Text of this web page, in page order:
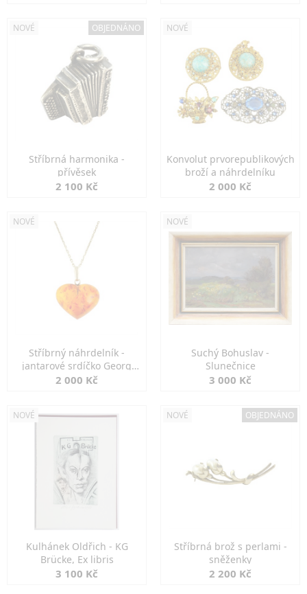
NOVÉ OBJEDNÁNO
Stříbrná harmonika -
přívěsek
2 100 Kč
NOVÉ
Konvolut prvorepublikových
broží a náhrdelníku
2 000 Kč
NOVÉ
Stříbrný náhrdelník -
jantarové srdíčko Georg
Kramer
2 000 Kč
NOVÉ
Suchý Bohuslav -
Slunečnice
3 000 Kč
NOVÉ
Kulhánek Oldřich - KG
Brücke, Ex libris
3 100 Kč
NOVÉ OBJEDNÁNO
Stříbrná brož s perlami -
sněženky
2 200 Kč